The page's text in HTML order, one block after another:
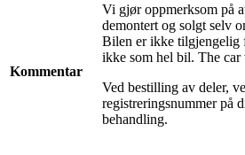
Kommentar
Vi gjør oppmerksom på
demontert og solgt selv
Bilen er ikke tilgjengelig
ikke som hel bil. The
Ved bestilling av deler,
registreringsnummer på
behandling.